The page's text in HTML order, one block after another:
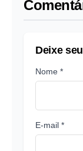
Deixe
Nome *
E-mail *